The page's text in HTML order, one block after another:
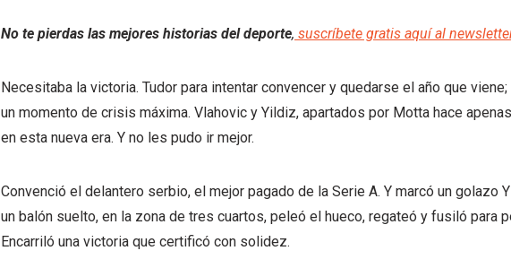
No te pierdas las mejores historias del deporte, suscríbete gratis aquí al
Necesitaba la victoria. Tudor para intentar convencer y quedarse el año que
un momento de crisis máxima. Vlahovic y Yildiz, apartados por Motta hace
en esta nueva era. Y no les pudo ir mejor.
Convenció el delantero serbio, el mejor pagado de la Serie A. Y marcó un golazo
un balón suelto, en la zona de tres cuartos, peleó el hueco, regateó y fusiló para
Encarriló una victoria que certificó con solidez.